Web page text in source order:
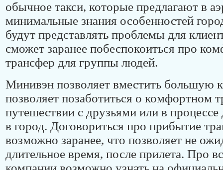
обычное такси, которые предлагают в
минимальные знания особенностей
будут представлять проблемы для
сможет заранее побеспокоиться про
трансфер для группы людей.
Минивэн позволяет вместить большую
позволяет позаботиться о комфортном
путешествии с друзьями или в
в город. Договориться про прибытие
возможно заранее, что позволяет не
длительное время, после прилета. Про